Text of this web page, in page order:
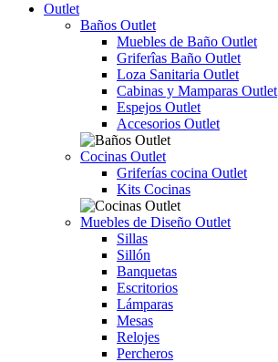
Outlet
Baños Outlet
Muebles de Baño Outlet
Griferîas Baño Outlet
Loza Sanitaria Outlet
Cabinas y Mamparas Outlet
Espejos Outlet
Accesorios Outlet
Cocinas Outlet
Griferías cocina Outlet
Kits Cocinas
Muebles de Diseño Outlet
Sillas
Sillón
Banquetas
Escritorios
Lámparas
Mesas
Relojes
Percheros